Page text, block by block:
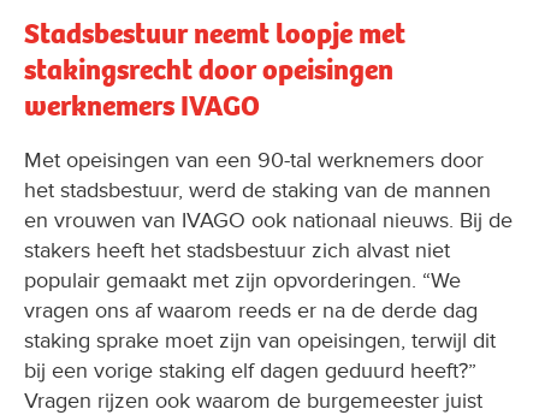
Stadsbestuur neemt loopje met
stakingsrecht door opeisingen
werknemers IVAGO
Met opeisingen van een 90-tal werknemers door
het stadsbestuur, werd de staking van de mannen
en vrouwen van IVAGO ook nationaal nieuws. Bij de
stakers heeft het stadsbestuur zich alvast niet
populair gemaakt met zijn opvorderingen. “We
vragen ons af waarom reeds er na de derde dag
staking sprake moet zijn van opeisingen, terwijl dit
bij een vorige staking elf dagen geduurd heeft?”
Vragen rijzen ook waarom de burgemeester juist